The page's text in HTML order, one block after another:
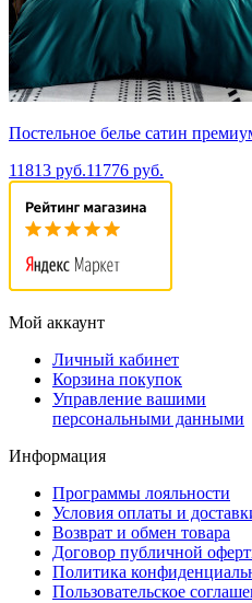
Постельное белье сатин
11813 руб.11776 руб.
Мой аккаунт
Личный кабинет
Корзина покупок
Управление вашими
персональными данными
Информация
Программы лояльности
Условия оплаты и
Возврат и обмен товара
Договор публичной
Политика
Пользовательское